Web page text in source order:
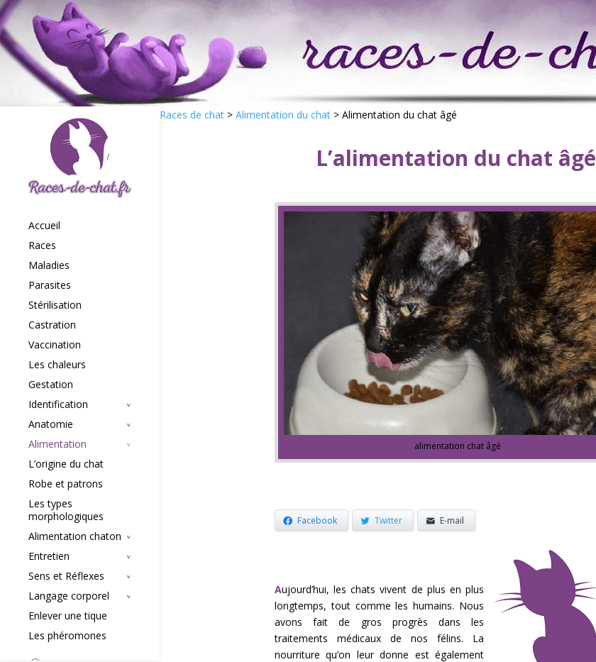
Accueil
Races
Maladies
Parasites
Stérilisation
Castration
Vaccination
Les chaleurs
Gestation
Identification
Anatomie
Alimentation
L’origine du chat
Robe et patrons
Les types
morphologiques
Alimentation chaton
Entretien
Sens et Réflexes
Langage corporel
Enlever une tique
Les phéromones
Races de chat > Alimentation du chat > Alimentation du chat âgé
L’alimentation du chat âgé
alimentation chat âgé
Facebook Twitter E-mail
Aujourd’hui, les chats vivent de plus en plus
longtemps, tout comme les humains. Nous
avons fait de gros progrès dans les
traitements médicaux de nos félins. La
nourriture qu’on leur donne est également